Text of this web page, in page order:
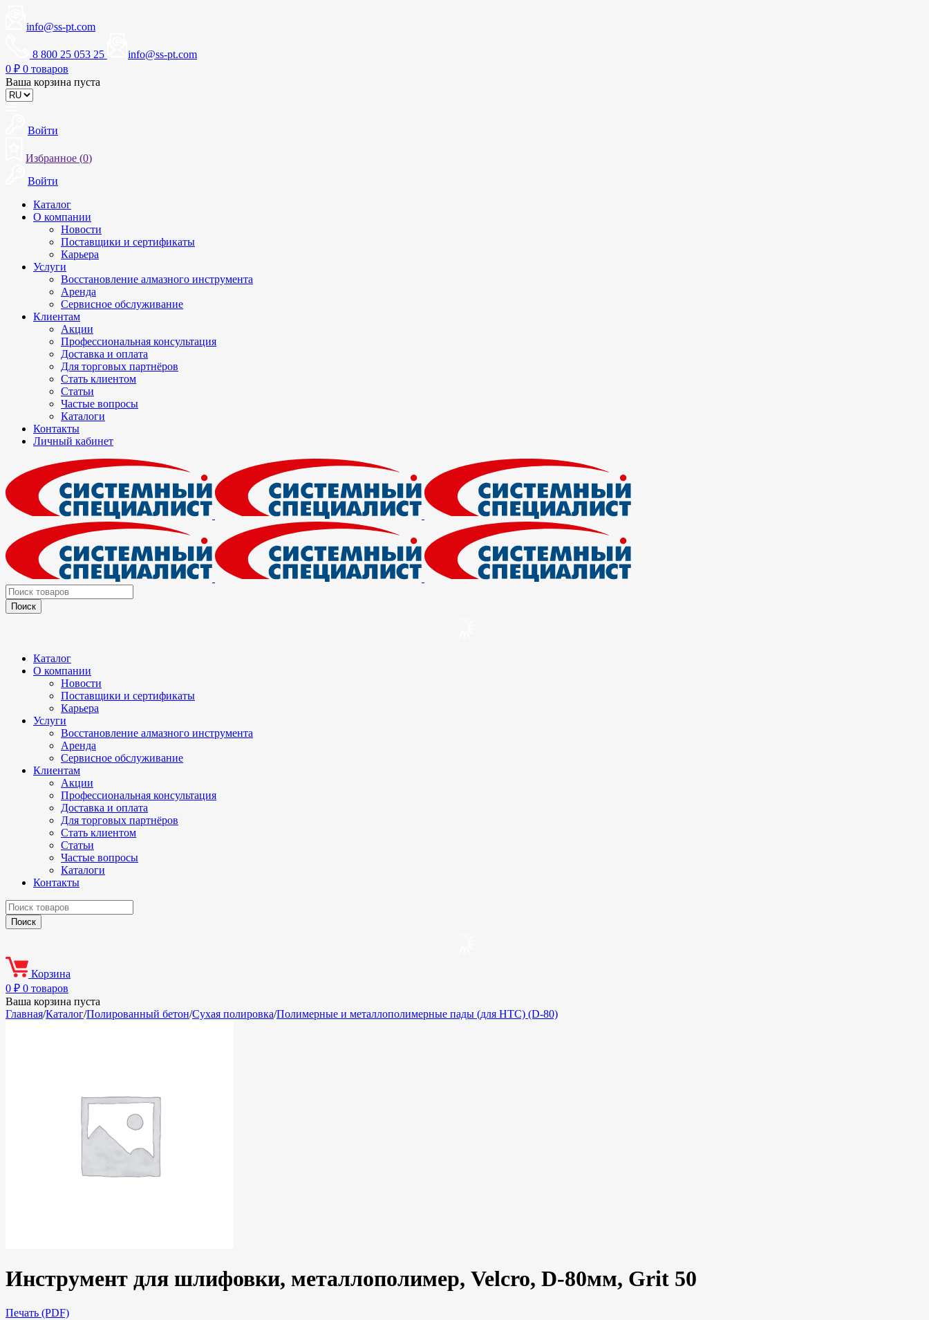
info@ss-pt.com
8 800 25 053 25
info@ss-pt.com
0 ₽ 0 товаров
Ваша корзина пуста
Войти
Избранное (0)
Войти
Каталог
О компании
Новости
Поставщики и сертификаты
Карьера
Услуги
Восстановление алмазного инструмента
Аренда
Сервисное обслуживание
Клиентам
Акции
Профессиональная консультация
Доставка и оплата
Для торговых партнёров
Стать клиентом
Статьи
Частые вопросы
Каталоги
Контакты
Личный кабинет
Каталог
О компании
Новости
Поставщики и сертификаты
Карьера
Услуги
Восстановление алмазного инструмента
Аренда
Сервисное обслуживание
Клиентам
Акции
Профессиональная консультация
Доставка и оплата
Для торговых партнёров
Стать клиентом
Статьи
Частые вопросы
Каталоги
Контакты
Корзина
0 ₽ 0 товаров
Ваша корзина пуста
Главная/Каталог/Полированный бетон/Сухая полировка/Полимерные и металлополимерные пады (для HTC) (D-80)
Инструмент для шлифовки, металлополимер, Velcro, D-80мм, Grit 50
Печать (PDF)